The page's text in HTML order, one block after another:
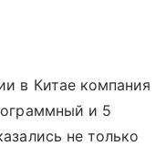
в Китае компания
и 5
не только